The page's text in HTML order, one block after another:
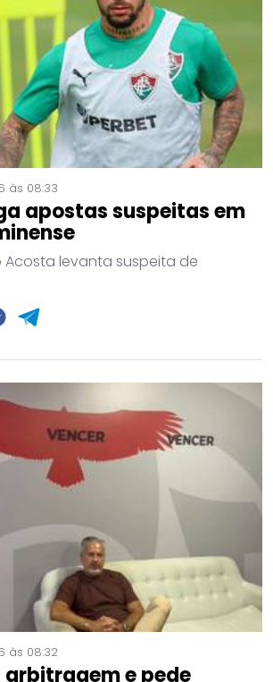
às 08:33
apostas suspeitas em
Acosta levanta suspeita de
às 08:32
e pede